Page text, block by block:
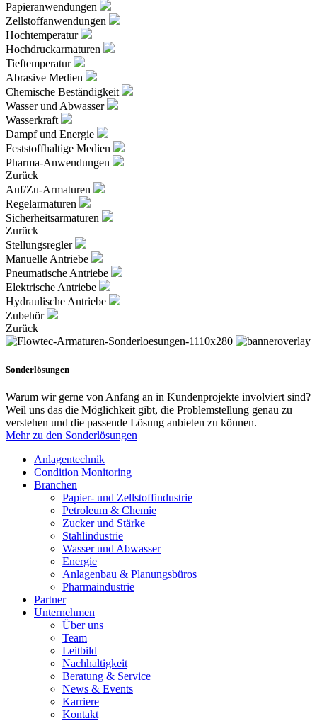
Papieranwendungen
Zellstoffanwendungen
Hochtemperatur
Hochdruckarmaturen
Tieftemperatur
Abrasive Medien
Chemische Beständigkeit
Wasser und Abwasser
Wasserkraft
Dampf und Energie
Feststoffhaltige Medien
Pharma-Anwendungen
Zurück
Auf/Zu-Armaturen
Regelarmaturen
Sicherheitsarmaturen
Zurück
Stellungsregler
Manuelle Antriebe
Pneumatische Antriebe
Elektrische Antriebe
Hydraulische Antriebe
Zubehör
Zurück
Sonderlösungen
Warum wir gerne von Anfang an in Kundenprojekte involviert sind?
Weil uns das die Möglichkeit gibt, die Problemstellung genau zu
verstehen und die passende Lösung anbieten zu können.
Mehr zu den Sonderlösungen
Anlagentechnik
Condition Monitoring
Branchen
Papier- und Zellstoffindustrie
Petroleum & Chemie
Zucker und Stärke
Stahlindustrie
Wasser und Abwasser
Energie
Anlagenbau & Planungsbüros
Pharmaindustrie
Partner
Unternehmen
Über uns
Team
Leitbild
Nachhaltigkeit
Beratung & Service
News & Events
Karriere
Kontakt